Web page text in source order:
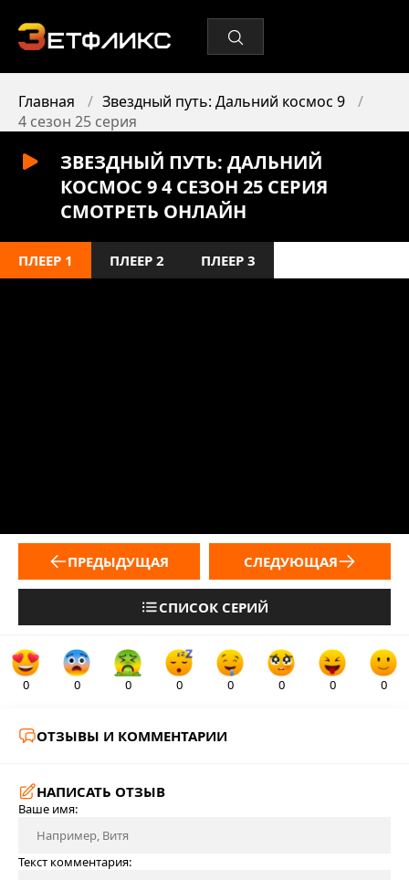
Главная
Звездный путь: Дальний космос 9
4 сезон 25 серия
ЗВЕЗДНЫЙ ПУТЬ: ДАЛЬНИЙ
КОСМОС 9 4 СЕЗОН 25 СЕРИЯ
СМОТРЕТЬ ОНЛАЙН
ПЛЕЕР 1 ПЛЕЕР 2 ПЛЕЕР 3
ПРЕДЫДУЩАЯ
СПИСОК СЕРИЙ
СЛЕДУЮЩАЯ
0 0 0 0 0 0 0 0
ОТЗЫВЫ И КОММЕНТАРИИ
НАПИСАТЬ ОТЗЫВ
Ваше имя:
Текст комментария: